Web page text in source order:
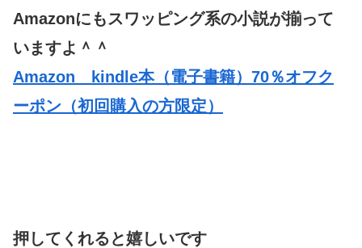
Amazonにもスワッピング系の小説が揃って
いますよ＾＾
Amazon kindle本（電子書籍）70％オフク
ーポン（初回購入の方限定）
押してくれると嬉しいです